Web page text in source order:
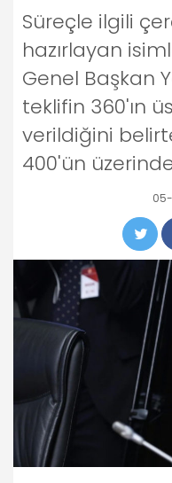
Süreçle ilgili
hazırlayan
Genel Başkan
teklifin 360'ın
verildiğini
400'ün